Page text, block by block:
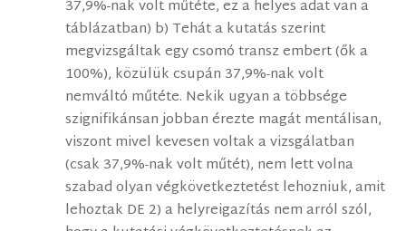
37,9%-nak volt műtéte, ez a helyes adat van a
táblázatban) b) Tehát a kutatás szerint
megvizsgáltak egy csomó transz embert (ők a
100%), közülük csupán 37,9%-nak volt
nemváltó műtéte. Nekik ugyan a többsége
szignifikánsan jobban érezte magát mentálisan,
viszont mivel kevesen voltak a vizsgálatban
(csak 37,9%-nak volt műtét), nem lett volna
szabad olyan végkövetkeztetést lehozniuk, amit
lehoztak DE 2) a helyreigazítás nem arról szól,